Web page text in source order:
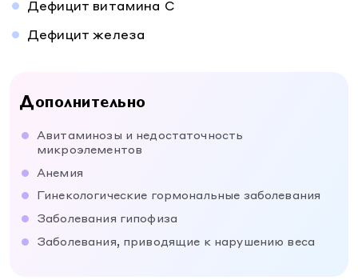
Дефицит витамина C
Дефицит железа
Дополнительно
Авитаминозы и недостаточность
микроэлементов
Анемия
Гинекологические гормональные заболевания
Заболевания гипофиза
Заболевания, приводящие к нарушению веса